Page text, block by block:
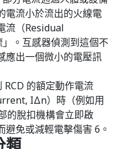
電流小於流出的火線電
流（Residual
。互感器偵測到這個不
應出一個微小的電壓訊
RCD 的額定動作電流
IΔn）時（例如用
的脫扣機構會立即啟
免或減輕電擊傷害 6。